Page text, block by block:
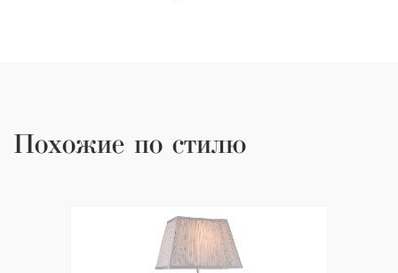
Похожие по стилю